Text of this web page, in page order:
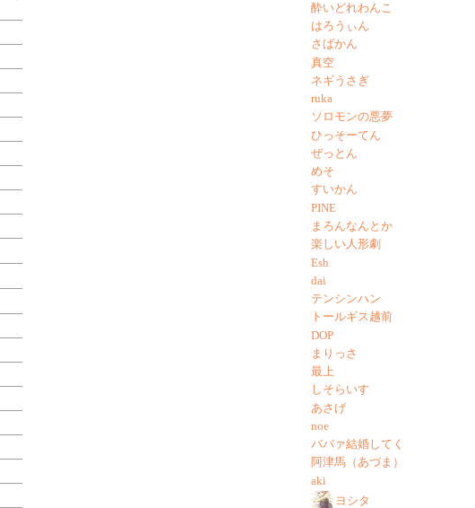
酔いどれわんこ
はろうぃん
さばかん
真空
ネギうさぎ
ruka
ソロモンの悪夢
ひっそーてん
ぜっとん
めそ
すいかん
PINE
まろんなんとか
楽しい人形劇
Esh
dai
テンシンハン
トールギス越前
DOP
まりっさ
最上
しそらいす
あさげ
noe
ババァ結婚してく
阿津馬（あづま）
aki
ヨシタ